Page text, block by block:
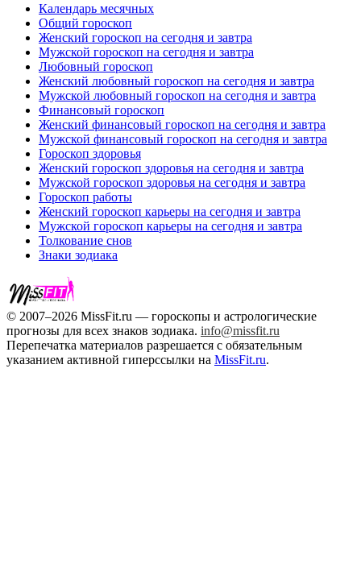
Календарь месячных
Общий гороскоп
Женский гороскоп на сегодня и завтра
Мужской гороскоп на сегодня и завтра
Любовный гороскоп
Женский любовный гороскоп на сегодня и завтра
Мужской любовный гороскоп на сегодня и завтра
Финансовый гороскоп
Женский финансовый гороскоп на сегодня и завтра
Мужской финансовый гороскоп на сегодня и завтра
Гороскоп здоровья
Женский гороскоп здоровья на сегодня и завтра
Мужской гороскоп здоровья на сегодня и завтра
Гороскоп работы
Женский гороскоп карьеры на сегодня и завтра
Мужской гороскоп карьеры на сегодня и завтра
Толкование снов
Знаки зодиака
© 2007–2026 MissFit.ru — гороскопы и астрологические
прогнозы для всех знаков зодиака. info@missfit.ru
Перепечатка материалов разрешается с обязательным
указанием активной гиперссылки на MissFit.ru.